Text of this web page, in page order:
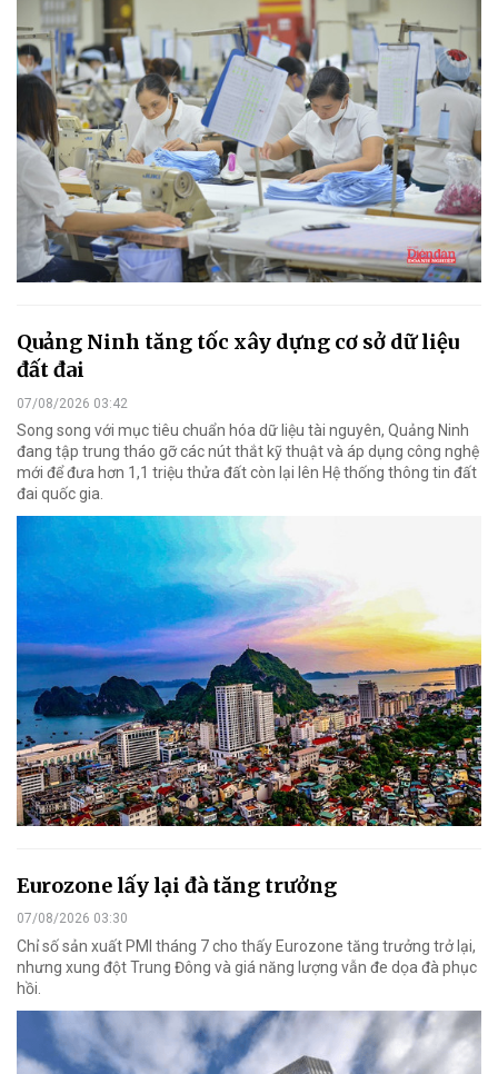
Quảng Ninh tăng tốc xây dựng cơ sở dữ liệu
đất đai
07/08/2026 03:42
Song song với mục tiêu chuẩn hóa dữ liệu tài nguyên, Quảng Ninh
đang tập trung tháo gỡ các nút thắt kỹ thuật và áp dụng công nghệ
mới để đưa hơn 1,1 triệu thửa đất còn lại lên Hệ thống thông tin đất
đai quốc gia.
Eurozone lấy lại đà tăng trưởng
07/08/2026 03:30
Chỉ số sản xuất PMI tháng 7 cho thấy Eurozone tăng trưởng trở lại,
nhưng xung đột Trung Đông và giá năng lượng vẫn đe dọa đà phục
hồi.